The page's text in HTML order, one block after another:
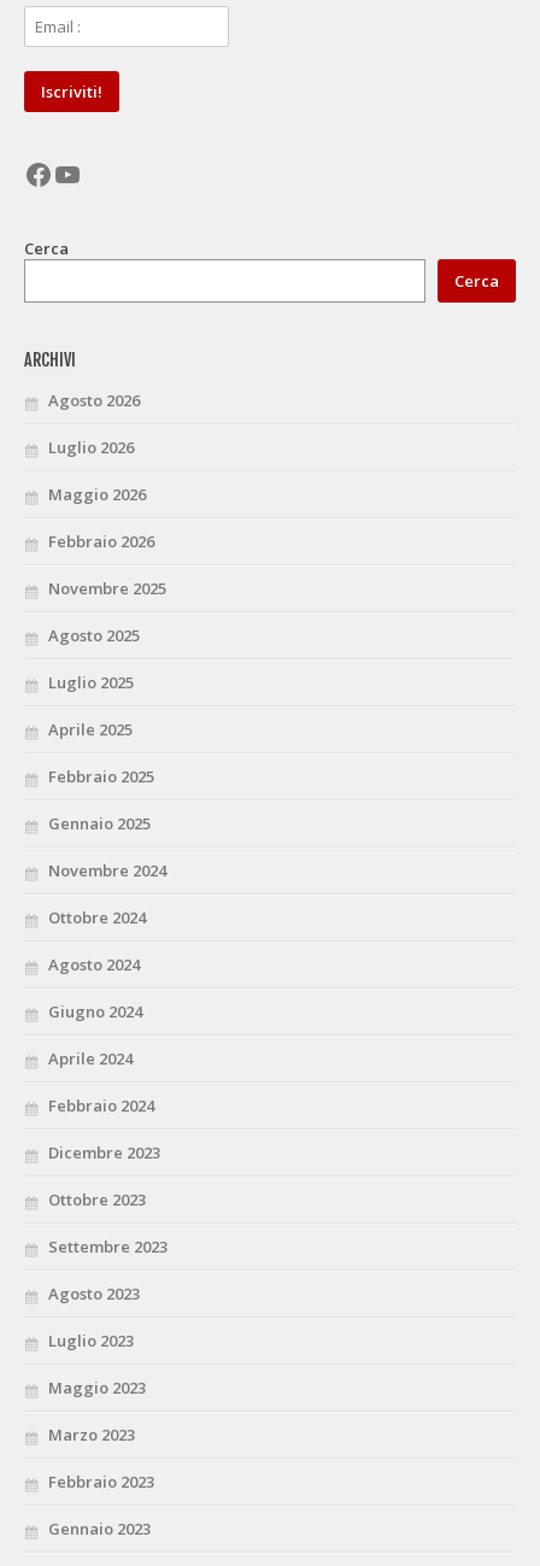
Facebook
YouTube
Cerca
Cerca
ARCHIVI
Agosto 2026
Luglio 2026
Maggio 2026
Febbraio 2026
Novembre 2025
Agosto 2025
Luglio 2025
Aprile 2025
Febbraio 2025
Gennaio 2025
Novembre 2024
Ottobre 2024
Agosto 2024
Giugno 2024
Aprile 2024
Febbraio 2024
Dicembre 2023
Ottobre 2023
Settembre 2023
Agosto 2023
Luglio 2023
Maggio 2023
Marzo 2023
Febbraio 2023
Gennaio 2023